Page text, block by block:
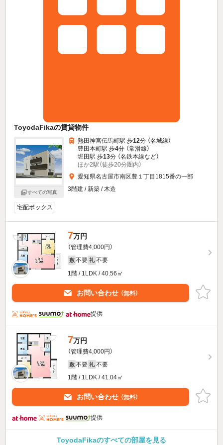
ToyodaFikaの賃貸物件
すべての写真
熱田神宮伝馬町駅 歩12分 （名城線）
豊田本町駅 歩4分 （常滑線）
堀田駅 歩13分 （名鉄本線など）
ほか2駅（徒歩20分圏内）
愛知県名古屋市南区豊１丁目1815番の一部
3階建 / 新築 / 木造
宅配ボックス
7万円
（管理費4,000円）
敷 不要 礼 不要
1階 / 1LDK / 40.56㎡
お問い合わせ （無料）
提供
7万円
（管理費4,000円）
敷 不要 礼 不要
1階 / 1LDK / 41.04㎡
お問い合わせ （無料）
提供
ToyodaFikaのすべての部屋を見る